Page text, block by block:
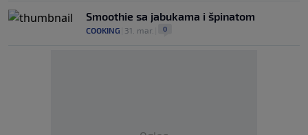
Smoothie sa jabukama i špinatom
COOKING 31. mar. 0